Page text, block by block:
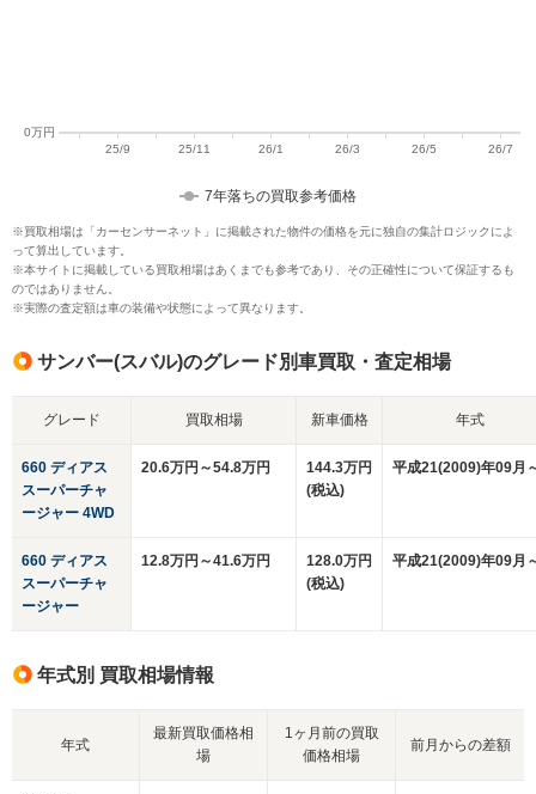
7年落ちの買取参考価格
※買取相場は「カーセンサーネット」に掲載された物件の価格を元に独自の集計ロジックによ
って算出しています。
※本サイトに掲載している買取相場はあくまでも参考であり、その正確性について保証するも
のではありません。
※実際の査定額は車の装備や状態によって異なります。
サンバー(スバル)のグレード別車買取・査定相場
グレード 買取相場 新車価格 年式
660 ディアス
スーパーチャ
ージャー 4WD
20.6万円～54.8万円
144.3万円
(税込)
平成21(2009)年09月
660 ディアス
スーパーチャ
ージャー
12.8万円～41.6万円
128.0万円
(税込)
平成21(2009)年09月
年式別 買取相場情報
年式
最新買取価格相
場
1ヶ月前の買取
価格相場
前月からの差額